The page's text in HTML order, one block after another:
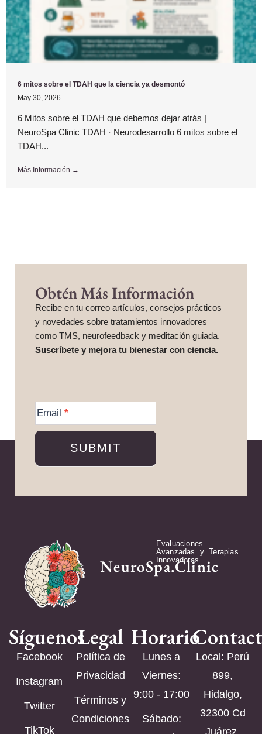
6 mitos sobre el TDAH que la ciencia ya desmontó
May 30, 2026
6 Mitos sobre el TDAH que debemos dejar atrás |
NeuroSpa Clinic TDAH · Neurodesarrollo 6 mitos sobre el
TDAH...
Más Información →
Obtén Más Información
Recibe en tu correo artículos, consejos prácticos
y novedades sobre tratamientos innovadores
como TMS, neurofeedback y meditación guiada.
Suscríbete y mejora tu bienestar con ciencia.
Information
Email *
SUBMIT
NeuroSpa.Clinic
Evaluaciones
Avanzadas y Terapias
Innovadoras
Síguenos
Facebook
Instagram
Twitter
TikTok
Legal
Política de
Privacidad
Términos y
Condiciones
Horario
Lunes a
Viernes:
9:00 - 17:00
Sábado:
Local: Perú
899,
Hidalgo,
32300 Cd
Juárez,